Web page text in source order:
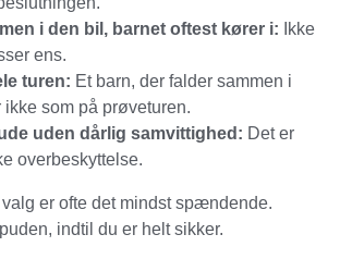
i den bil, barnet oftest kører i: Ikke
ens.
turen: Et barn, der falder sammen i
som på prøveturen.
uden dårlig samvittighed: Det er
overbeskyttelse.
er ofte det mindst spændende.
indtil du er helt sikker.